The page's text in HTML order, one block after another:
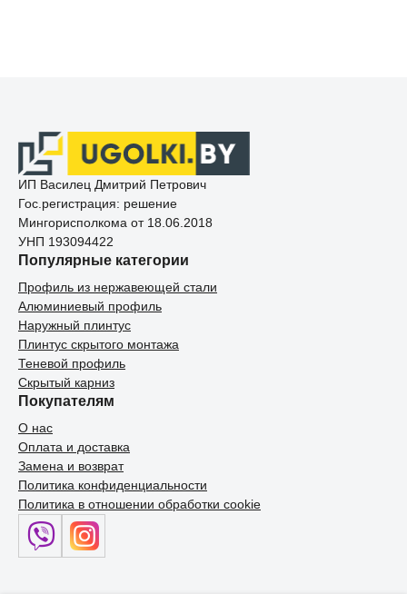
ИП Василец Дмитрий Петрович
Гос.регистрация: решение
Мингорисполкома от 18.06.2018
УНП 193094422
Популярные категории
Профиль из нержавеющей стали
Алюминиевый профиль
Наружный плинтус
Плинтус скрытого монтажа
Теневой профиль
Скрытый карниз
Покупателям
О нас
Оплата и доставка
Замена и возврат
Политика конфиденциальности
Политика в отношении обработки cookie